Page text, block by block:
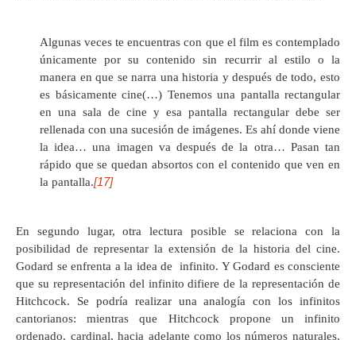
Algunas veces te encuentras con que el film es contemplado
únicamente por su contenido sin recurrir al estilo o la
manera en que se narra una historia y después de todo, esto
es básicamente cine(…) Tenemos una pantalla rectangular
en una sala de cine y esa pantalla rectangular debe ser
rellenada con una sucesión de imágenes. Es ahí donde viene
la idea… una imagen va después de la otra… Pasan tan
rápido que se quedan absortos con el contenido que ven en
la pantalla.[17]
En segundo lugar, otra lectura posible se relaciona con la
posibilidad de representar la extensión de la historia del cine.
Godard se enfrenta a la idea de infinito. Y Godard es consciente
que su representación del infinito difiere de la representación de
Hitchcock. Se podría realizar una analogía con los infinitos
cantorianos: mientras que Hitchcock propone un infinito
ordenado, cardinal, hacia adelante como los números naturales,